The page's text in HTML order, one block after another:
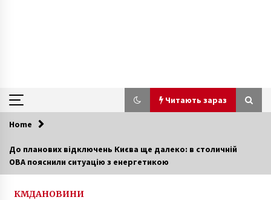
Читають зараз
Читають зараз
В Оболонском районе только две пожарные
лестницы достигают девятого этажа
Home
До планових відключень Києва ще далеко: в столичній
ОВА пояснили ситуацію з енергетикою
КМДАНОВИНИ